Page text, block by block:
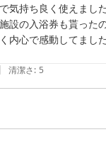
持ち良く使えまし
の入浴券も貰った
心で感動してまし
| 清潔さ: 5